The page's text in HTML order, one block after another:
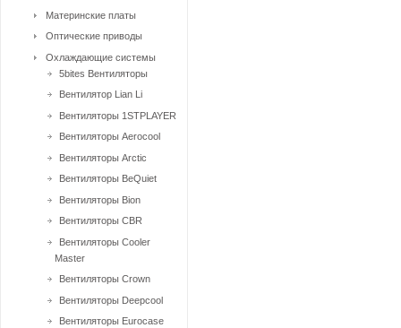
Материнские платы
Оптические приводы
Охлаждающие системы
5bites Вентиляторы
Вентилятор Lian Li
Вентиляторы 1STPLAYER
Вентиляторы Aerocool
Вентиляторы Arctic
Вентиляторы BeQuiet
Вентиляторы Bion
Вентиляторы CBR
Вентиляторы Cooler
Master
Вентиляторы Crown
Вентиляторы Deepcool
Вентиляторы Eurocase